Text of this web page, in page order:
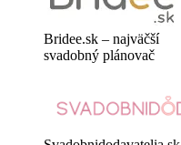
Bridee.sk – najväčší
svadobný plánovač